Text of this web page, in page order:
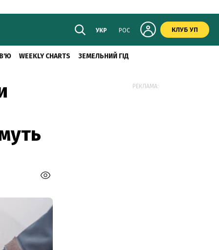
УКР РОС КЛУБ УП
WEEKLY CHARTS ЗЕМЕЛЬНИЙ ГІД
РЕКЛАМА: